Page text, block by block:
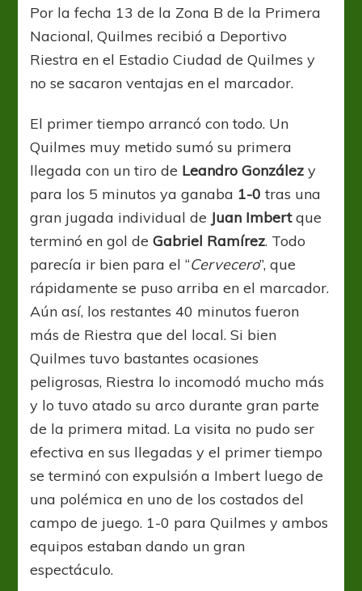
Por la fecha 13 de la Zona B de la Primera
Nacional, Quilmes recibió a Deportivo
Riestra en el Estadio Ciudad de Quilmes y
no se sacaron ventajas en el marcador.
El primer tiempo arrancó con todo. Un
Quilmes muy metido sumó su primera
llegada con un tiro de Leandro González y
para los 5 minutos ya ganaba 1-0 tras una
gran jugada individual de Juan Imbertque
terminó en gol deGabriel Ramírez. Todo
parecía ir bien para el “Cervecero”, que
rápidamente se puso arriba en el marcador.
Aún así, los restantes 40 minutos fueron
más de Riestra que del local. Si bien
Quilmes tuvo bastantes ocasiones
peligrosas, Riestra lo incomodó mucho más
y lo tuvo atado su arco durante gran parte
de la primera mitad. La visita no pudo ser
efectiva en sus llegadas y el primer tiempo
se terminó con expulsión a Imbert luego de
una polémica en uno de los costados del
campo de juego. 1-0 para Quilmes y ambos
equipos estaban dando un gran
espectáculo.